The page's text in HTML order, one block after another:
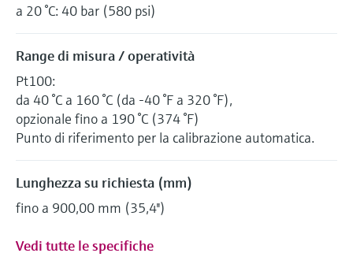
a 20 °C: 40 bar (580 psi)
Range di misura / operatività
Pt100:
da 40 °C a 160 °C (da -40 °F a 320 °F),
opzionale fino a 190 °C (374 °F)
Punto di riferimento per la calibrazione automatica.
Lunghezza su richiesta (mm)
fino a 900,00 mm (35,4'')
Vedi tutte le specifiche